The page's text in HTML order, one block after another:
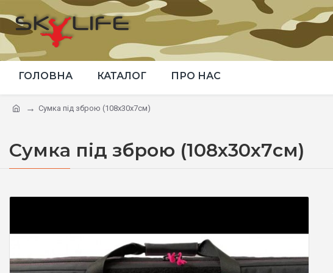
ГОЛОВНА КАТАЛОГ ПРО НАС
Сумка під зброю (108x30x7см)
Сумка під зброю (108x30x7см)